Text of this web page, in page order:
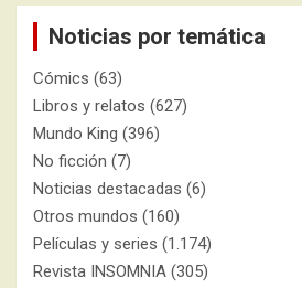
Noticias por temática
Cómics (63)
Libros y relatos (627)
Mundo King (396)
No ficción (7)
Noticias destacadas (6)
Otros mundos (160)
Películas y series (1.174)
Revista INSOMNIA (305)